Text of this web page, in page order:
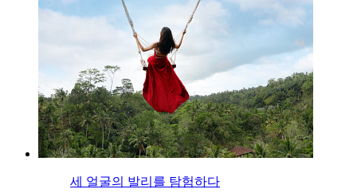
세 얼굴의 발리를 탐험하다